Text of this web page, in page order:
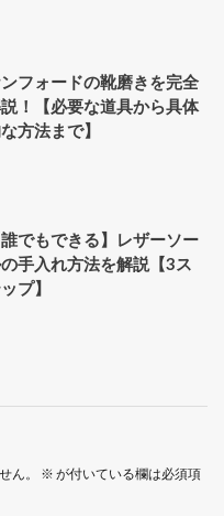
フォードの靴磨きを完全
！【必要な道具から具体
方法まで】
誰でもできる】レザーソー
手入れ方法を解説【3ス
プ】
ん。 ※ が付いている欄は必須項